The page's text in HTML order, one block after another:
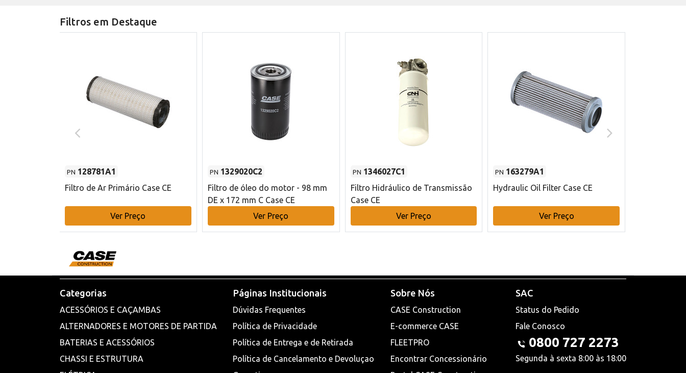
Filtros em Destaque
PN 128781A1
Filtro de Ar Primário Case CE
Ver Preço
PN 1329020C2
Filtro de óleo do motor - 98 mm
DE x 172 mm C Case CE
Ver Preço
PN 1346027C1
Filtro Hidráulico de Transmissão
Case CE
Ver Preço
PN 163279A1
Hydraulic Oil Filter Case CE
Ver Preço
Categorias
ACESSÓRIOS E CAÇAMBAS
ALTERNADORES E MOTORES DE PARTIDA
BATERIAS E ACESSÓRIOS
CHASSI E ESTRUTURA
Páginas Institucionais
Dúvidas Frequentes
Política de Privacidade
Política de Entrega e de Retirada
Política de Cancelamento e Devoluçao
Sobre Nós
CASE Construction
E-commerce CASE
FLEETPRO
Encontrar Concessionário
SAC
Status do Pedido
Fale Conosco
0800 727 2273
Segunda à sexta 8:00 às 18:00